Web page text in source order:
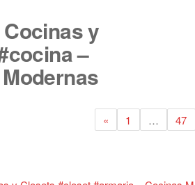
y
–
« 1 … 47